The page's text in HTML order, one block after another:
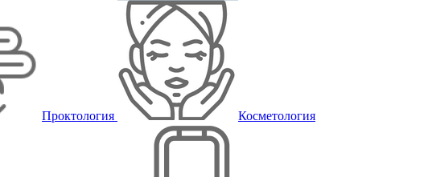
Проктология Косметология